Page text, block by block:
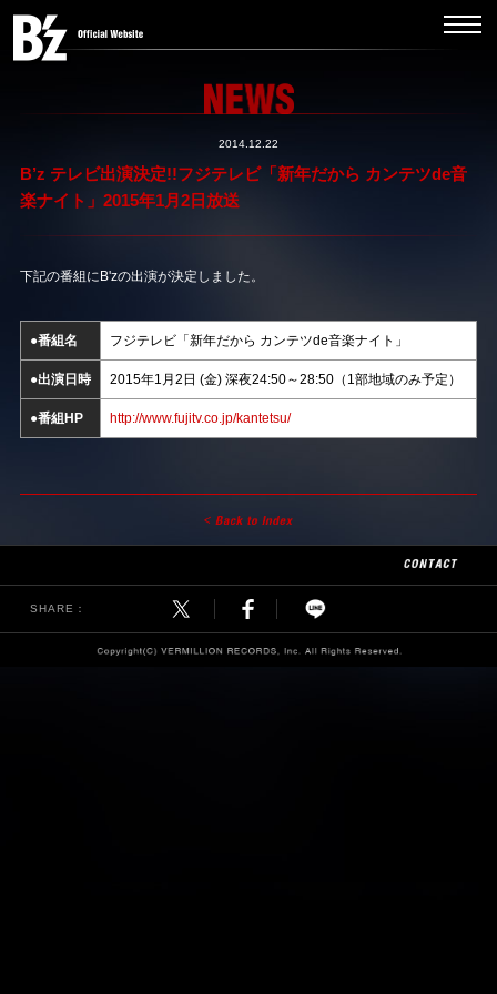
2014.12.22
B’z テレビ出演決定!!フジテレビ「新年だから カンテツde音
楽ナイト」2015年1月2日放送
下記の番組にB'zの出演が決定しました。
●番組名 フジテレビ「新年だから カンテツde音楽ナイト」
●出演日時 2015年1月2日 (金) 深夜24:50～28:50（1部地域のみ予定）
●番組HP http://www.fujitv.co.jp/kantetsu/
SHARE：